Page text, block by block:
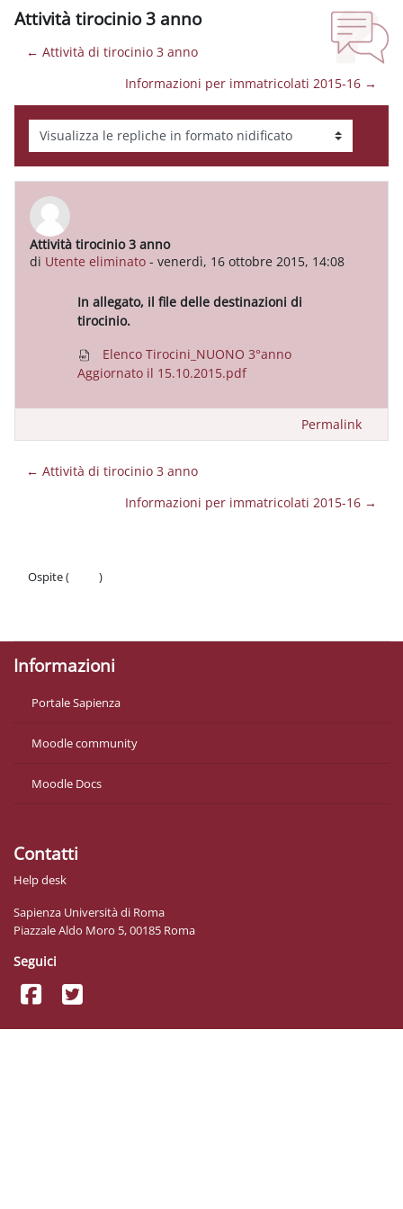
Attività tirocinio 3 anno
← Attività di tirocinio 3 anno
Informazioni per immatricolati 2015-16 →
Modalità visualizzazione
Attività tirocinio 3 anno
di Utente eliminato - venerdì, 16 ottobre 2015, 14:08
Numero di risposte: 0
In allegato, il file delle destinazioni di
tirocinio.
Elenco Tirocini_NUONO 3°anno
Aggiornato il 15.10.2015.pdf
Permalink
← Attività di tirocinio 3 anno
Informazioni per immatricolati 2015-16 →
Ospite (
)
Informazioni
Portale Sapienza
Moodle community
Moodle Docs
Contatti
Help desk
Sapienza Università di Roma
Piazzale Aldo Moro 5, 00185 Roma
Seguici